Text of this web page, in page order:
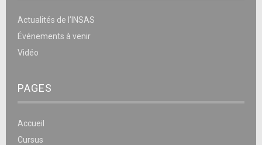
Actualités de l’INSAS
Événements à venir
Vidéo
PAGES
Accueil
Cursus